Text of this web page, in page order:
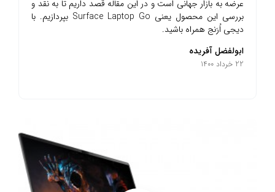
عرضه به بازار جهانی است و در این مقاله قصد داریم تا به نقد و
بررسی این محصول یعنی Surface Laptop Go بپردازیم. با
دیجی اُرَنج همراه باشید.
ابولفضل آفریده
22 خرداد 1400